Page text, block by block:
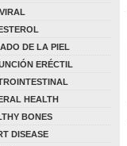
DE LA PIEL
ERÉCTIL
HEALTH
BONES
DISEASE